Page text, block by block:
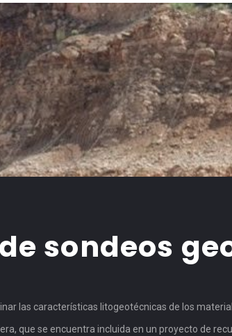
sondeos
las características litogeotécnicas de los
que se encuentra incluida en un proyecto de